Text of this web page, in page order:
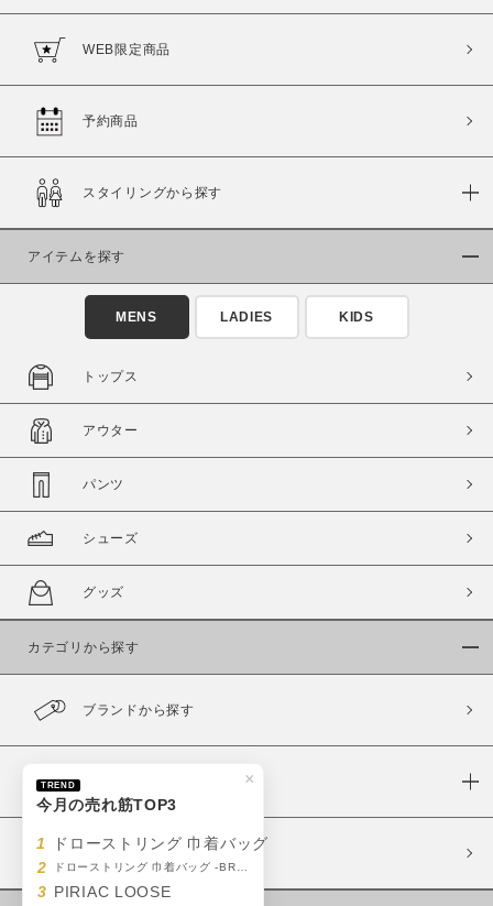
×
TREND
今月の売れ筋TOP3
1
ドローストリング 巾着バッグ
2
3 PIRIAC LOOSE
WEB限定商品
予約商品
スタイリングから探す
アイテムを探す
MENS LADIES KIDS
トップス
アウター
パンツ
シューズ
グッズ
カテゴリから探す
ブランドから探す
履き比べ可能商品